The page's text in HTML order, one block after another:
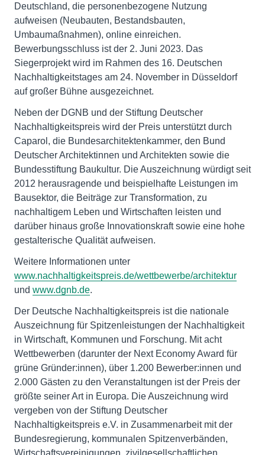
Deutschland, die personenbezogene Nutzung
aufweisen (Neubauten, Bestandsbauten,
Umbaumaßnahmen), online einreichen.
Bewerbungsschluss ist der 2. Juni 2023. Das
Siegerprojekt wird im Rahmen des 16. Deutschen
Nachhaltigkeitstages am 24. November in Düsseldorf
auf großer Bühne ausgezeichnet.
Neben der DGNB und der Stiftung Deutscher
Nachhaltigkeitspreis wird der Preis unterstützt durch
Caparol, die Bundesarchitektenkammer, den Bund
Deutscher Architektinnen und Architekten sowie die
Bundesstiftung Baukultur. Die Auszeichnung würdigt seit
2012 herausragende und beispielhafte Leistungen im
Bausektor, die Beiträge zur Transformation, zu
nachhaltigem Leben und Wirtschaften leisten und
darüber hinaus große Innovationskraft sowie eine hohe
gestalterische Qualität aufweisen.
Weitere Informationen unter
www.nachhaltigkeitspreis.de/wettbewerbe/architektur
und www.dgnb.de.
Der Deutsche Nachhaltigkeitspreis ist die nationale
Auszeichnung für Spitzenleistungen der Nachhaltigkeit
in Wirtschaft, Kommunen und Forschung. Mit acht
Wettbewerben (darunter der Next Economy Award für
grüne Gründer:innen), über 1.200 Bewerber:innen und
2.000 Gästen zu den Veranstaltungen ist der Preis der
größte seiner Art in Europa. Die Auszeichnung wird
vergeben von der Stiftung Deutscher
Nachhaltigkeitspreis e.V. in Zusammenarbeit mit der
Bundesregierung, kommunalen Spitzenverbänden,
Wirtschaftsvereinigungen, zivilgesellschaftlichen